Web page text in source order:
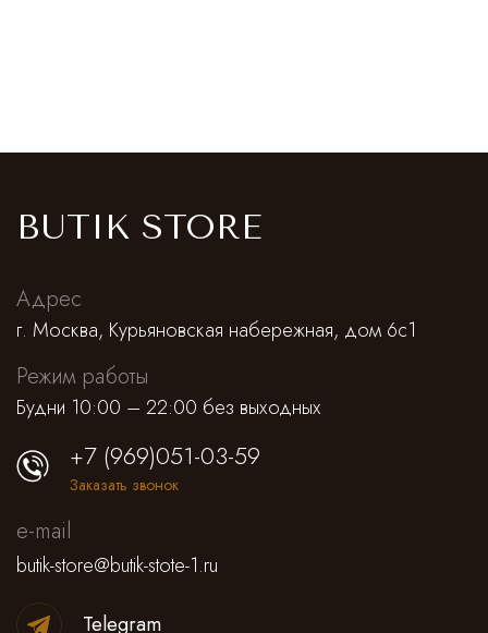
BUTIK STORE
Адрес
г. Москва, Курьяновская набережная, дом 6с1
Режим работы
Будни 10:00 – 22:00 без выходных
+7 (969)051-03-59
Заказать звонок
e-mail
butik-store@butik-stote-1.ru
Telegram